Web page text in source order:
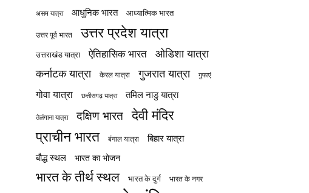
असम यात्रा आधुनिक भारत आध्यात्मिक भारत
उत्तर पूर्व भारत उत्तर प्रदेश यात्रा
उत्तराखंड यात्रा ऐतिहासिक भारत
ओडिशा यात्रा
कर्नाटक यात्रा
केरल यात्रा गुजरात यात्रा गुफाएं
गोवा यात्रा छत्तीसगढ़ यात्रा तमिल नाडु यात्रा
तेलंगाना यात्रा दक्षिण भारत देवी मंदिर
प्राचीन भारत
बंगाल यात्रा
बिहार यात्रा
बौद्ध स्थल
भारत का भोजन
भारत के तीर्थ स्थल भारत के दुर्ग भारत के नगर